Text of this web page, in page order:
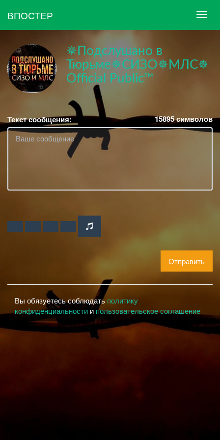
ВПОСТЕР
✵Подслушано в
Тюрьме✵СИЗО✵МЛС✵
Official Public™
Текст сообщения: 15895символов
Отправить
Вы обязуетесь соблюдать политику
конфиденциальности и пользовательское соглашение